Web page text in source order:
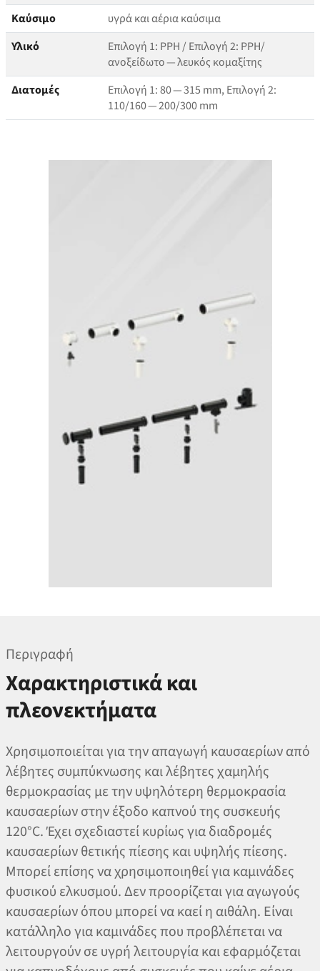
Καύσιμο
υγρά και αέρια καύσιμα
Υλικό
Επιλογή 1: PPH / Επιλογή 2: PPH/​
ανοξείδωτο — λευκός κομαξίτης
Διατομές
Επιλογή 1: 80 — 315 mm, Επιλογή 2:
110/160 — 200/300 mm
Περιγραφή
Χαρακτηριστικά και
πλεονεκτήματα
Χρησιμοποιείται για την απαγωγή καυσαερίων από
λέβητες συμπύκνωσης και λέβητες χαμηλής
θερμοκρασίας με την υψηλότερη θερμοκρασία
καυσαερίων στην έξοδο καπνού της συσκευής
120°C. Έχει σχεδιαστεί κυρίως για διαδρομές
καυσαερίων θετικής πίεσης και υψηλής πίεσης.
Μπορεί επίσης να χρησιμοποιηθεί για καμινάδες
φυσικού ελκυσμού. Δεν προορίζεται για αγωγούς
καυσαερίων όπου μπορεί να καεί η αιθάλη. Είναι
κατάλληλο για καμινάδες που προβλέπεται να
λειτουργούν σε υγρή λειτουργία και εφαρμόζεται